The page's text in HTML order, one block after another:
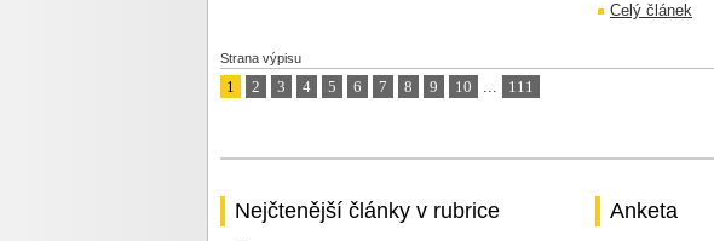
Celý článek
Strana výpisu
1 2 3 4 5 6 7 8 9 10 ... 111
Nejčtenější články v rubrice Anketa